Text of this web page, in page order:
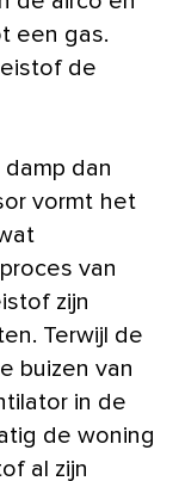
een gas.
de
dan
vormt het
van
zijn
Terwijl de
buizen van
in de
de woning
al zijn